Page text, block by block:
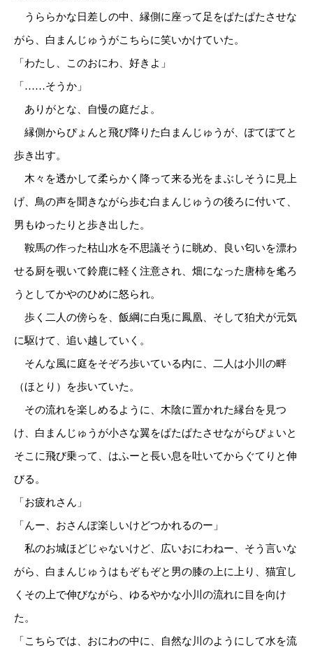
うららかな日差しの中、縁側に座って足をぱたぱたさせな
がら、白まんじゅうがこちらに笑いかけていた。
「わたし、このおにわ、好きよ」
「……そうか」
ありがとな、自慢の庭だよ。
縁側からぴょんと飛び降りた白まんじゅうが、ぽてぽてと
歩き出す。
木々を透かして柔らかく降って来る光をまぶしそうに見上
げ、鳥の声を聞きながら歩む白まんじゅうの後ろに付いて、
男もゆったりと歩き出した。
鞍馬の作った枯山水を不思議そうに眺め、良い匂いを漂わ
せる厨を覗いて鈴鹿に軽く注意され、畑になった唐柿を毟ろ
うとしてかやのひめに怒られ。
歩く二人の傍らを、飯綱に白兎に鳳凰、そして狛犬が元気
に駆けて、追い越していく。
そんな風に庭をそぞろ歩いている内に、二人は小川の畔
（ほとり）を歩いていた。
その流れを楽しめるように、木陰に置かれた縁台を見つ
け、白まんじゅうが小さな翼をぱたぱたさせながらぴょいと
そこに飛び乗って、はふーと長い息を吐いてからぐてりと伸
びる。
「お疲れさん」
「んー、おさんぽ楽しいけどつかれるのー」
私のお城ほどじゃないけど、広いおにわねー、そう言いな
がら、白まんじゅうはもぞもぞと男の膝の上に上り、猫宜し
くその上で伸びながら、ゆるやかな小川の流れに目を向け
た。
「こちらでは、おにわの中に、自然な川のようにして水を流